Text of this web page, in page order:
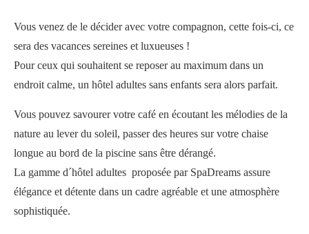
Vous venez de le décider avec votre compagnon, cette fois-ci, ce
sera des vacances sereines et luxueuses !
Pour ceux qui souhaitent se reposer au maximum dans un
endroit calme, un hôtel adultes sans enfants sera alors parfait.
Vous pouvez savourer votre café en écoutant les mélodies de la
nature au lever du soleil, passer des heures sur votre chaise
longue au bord de la piscine sans être dérangé.
La gamme d´hôtel adultes proposée par SpaDreams assure
élégance et détente dans un cadre agréable et une atmosphère
sophistiquée.